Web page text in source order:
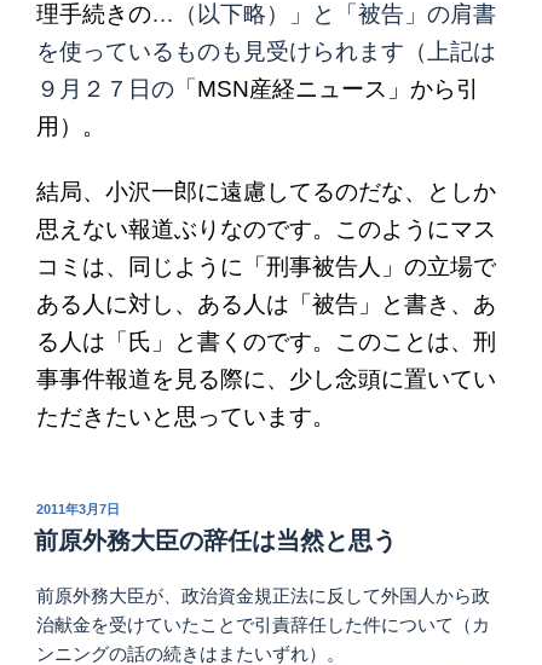
理手続きの…（以下略）」と「被告」の肩書
を使っているものも見受けられます（上記は
９月２７日の「 MSN産経ニュース」から引
用）。
結局、小沢一郎に遠慮してるのだな、としか
思えない報道ぶりなのです。このようにマス
コミは、同じように「刑事被告人」の立場で
ある人に対し、ある人は「被告」と書き、あ
る人は「氏」と書くのです。このことは、刑
事事件報道を見る際に、少し念頭に置いてい
ただきたいと思っています。
投
稿
日:
2011年3月7日
前原外務大臣の辞任は当然と思う
前原外務大臣が、政治資金規正法に反して外国人から政
治献金を受けていたことで引責辞任した件について（カ
ンニングの話の続きはまたいずれ）。